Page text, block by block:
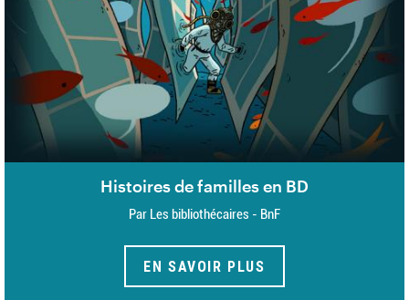
Histoires de familles en BD
Par Les bibliothécaires - BnF
EN SAVOIR PLUS